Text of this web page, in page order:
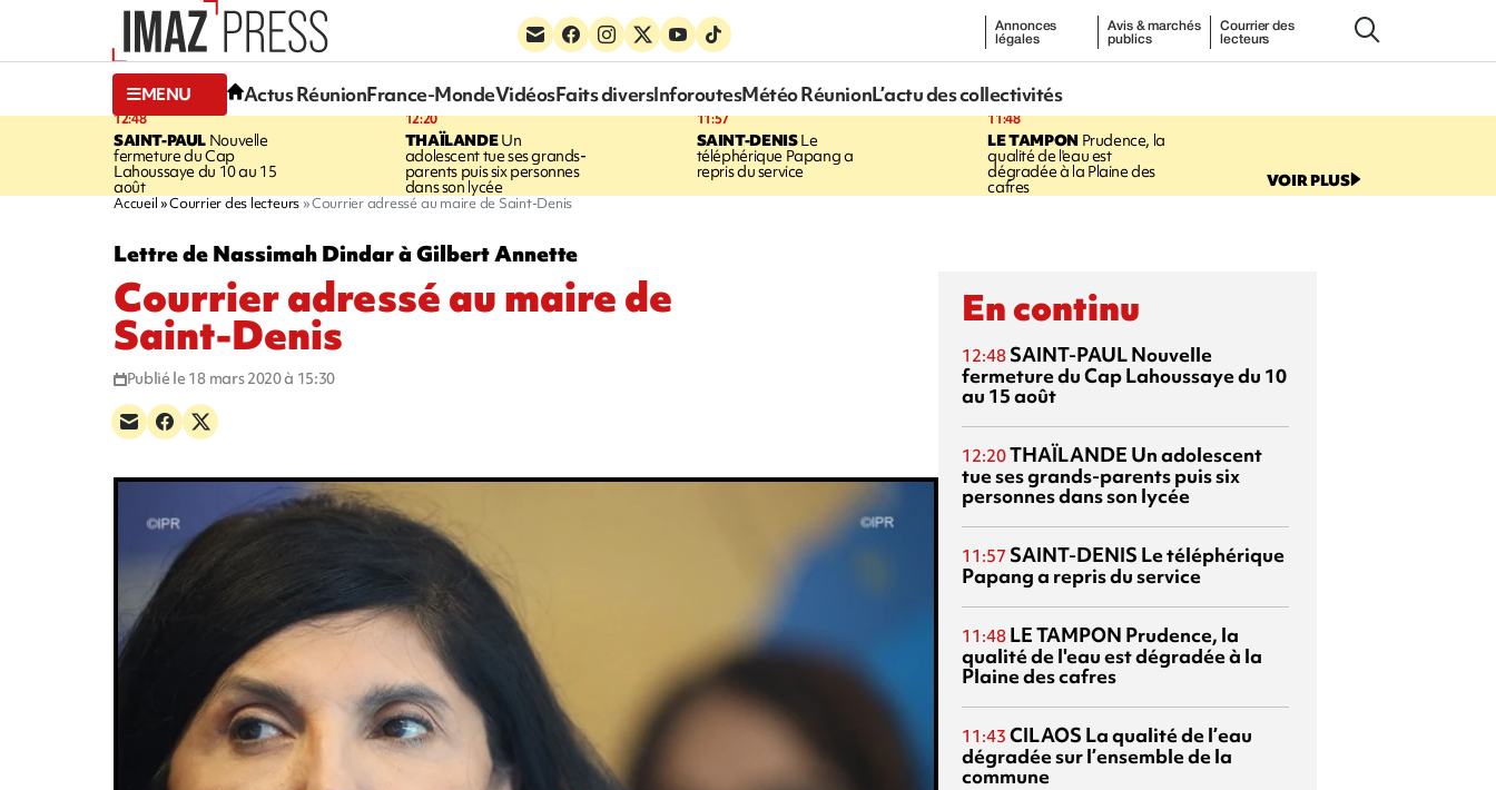
Annonces
légales
Avis & marchés
publics
Courrier des
lecteurs
MENU Actus RéunionFrance-MondeVidéosFaits diversInforoutesMétéo RéunionL’actu des collectivités
12:48
SAINT-PAUL Nouvelle
fermeture du Cap
Lahoussaye du 10 au 15
août
12:20
THAÏLANDEUn
adolescent tue ses grands-
parents puis six personnes
dans son lycée
11:57
SAINT-DENISLe
téléphérique Papang a
repris du service
11:48
LE TAMPONPrudence, la
qualité de l'eau est
dégradée à la Plaine des
cafres VOIR PLUS
Accueil Courrier des lecteurs Courrier adressé au maire de Saint-Denis
Lettre de Nassimah Dindar à Gilbert Annette
Courrier adressé au maire de
Saint-Denis
Publié le 18 mars 2020 à 15:30
En continu
12:48 SAINT-PAULNouvelle
fermeture du Cap Lahoussaye du 10
au 15 août
12:20THAÏLANDE Un adolescent
tue ses grands-parents puis six
personnes dans son lycée
11:57 SAINT-DENIS Le téléphérique
Papang a repris du service
11:48 LE TAMPON Prudence, la
qualité de l'eau est dégradée à la
Plaine des cafres
11:43 CILAOS La qualité de l’eau
dégradée sur l’ensemble de la
commune